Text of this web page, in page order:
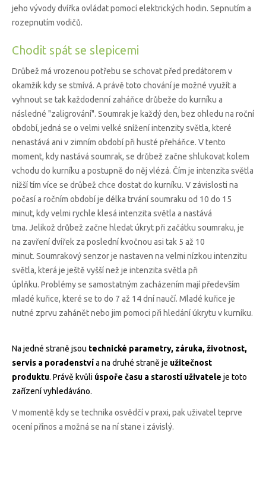
jeho vývody dvířka ovládat pomocí elektrických hodin. Sepnutím a
rozepnutím vodičů.
Chodit spát se slepicemi
Drůbež má vrozenou potřebu se schovat před predátorem v
okamžik kdy se stmívá. A právě toto chování je možné využít a
vyhnout se tak každodenní zaháňce drůbeže do kurníku a
následné "zaligrování". Soumrak je každý den, bez ohledu na roční
období, jedná se o velmi velké snížení intenzity světla, které
nenastává ani v zimním období při husté přeháňce. V tento
moment, kdy nastává soumrak, se drůbež začne shlukovat kolem
vchodu do kurníku a postupně do něj vlézá. Čím je intenzita světla
nižší tím více se drůbež chce dostat do kurníku. V závislosti na
počasí a ročním období je délka trvání soumraku od 10 do 15
minut, kdy velmi rychle klesá intenzita světla a nastává
tma. Jelikož drůbež začne hledat úkryt při začátku soumraku, je
na zavření dvířek za poslední kvočnou asi tak 5 až 10
minut. Soumrakový senzor je nastaven na velmi nízkou intenzitu
světla, která je ještě vyšší než je intenzita světla při
úplňku. Problémy se samostatným zacházením mají především
mladé kuřice, které se to do 7 až 14 dní naučí. Mladé kuřice je
nutné zprvu zahánět nebo jim pomoci při hledání úkrytu v kurníku.
Na jedné straně jsou technické parametry, záruka, životnost,
servis a poradenstvía na druhé straně je užitečnost
produktu. Právě kvůli úspoře času a starostí uživatele je toto
zařízení vyhledáváno.
V momentě kdy se technika osvědčí v praxi, pak uživatel teprve
ocení přínos a možná se na ní stane i závislý.